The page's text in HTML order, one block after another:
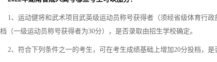
1、运动健将和武术项目武英级运动员称号获得者（须经省级体育行
档（一级运动员称号获得者为30分），是否录取由招生学校确定。
2、符合下列条件之一的考生，可在考生成绩基础上增加20分投档，是